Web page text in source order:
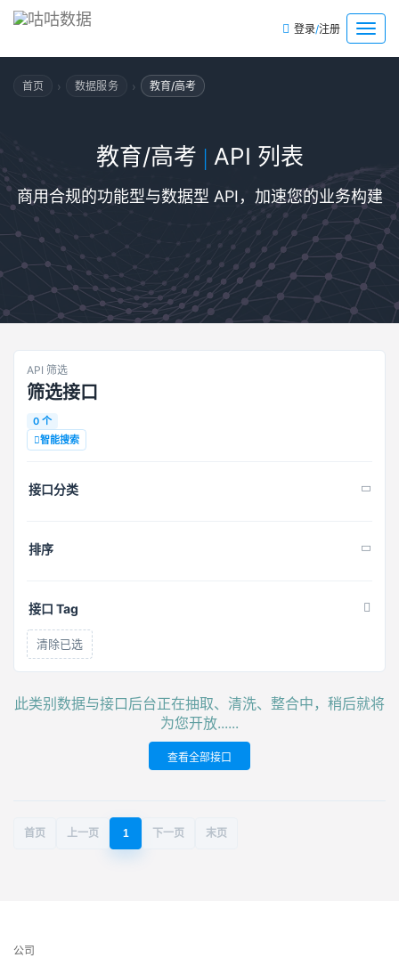
菜
单
登录/注册
首页 › 数据服务 › 教育/高考
教育/高考 | API 列表
商用合规的功能型与数据型 API，加速您的业务构建
API 筛选
筛选接口
0 个
智能搜索
接口分类
排序
接口 Tag
清除已选
此类别数据与接口后台正在抽取、清洗、整合中，稍后就将
为您开放......
查看全部接口
首页 上一页 1 下一页 末页
公司